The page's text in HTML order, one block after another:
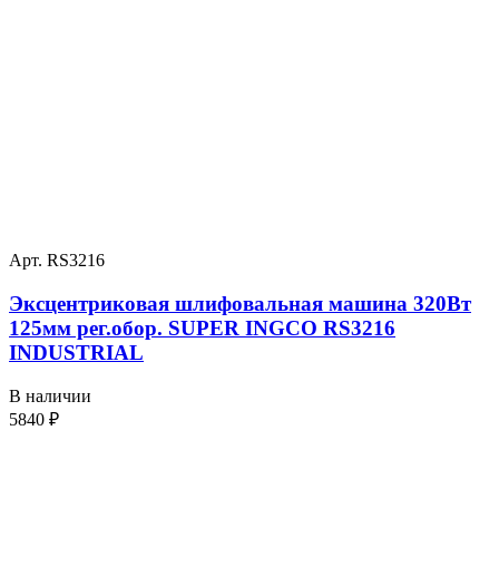
Арт. RS3216
Эксцентриковая шлифовальная машина 320Вт
125мм рег.обор. SUPER INGCO RS3216
INDUSTRIAL
В наличии
5840 ₽